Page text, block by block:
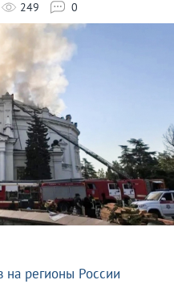
249 0
на регионы России